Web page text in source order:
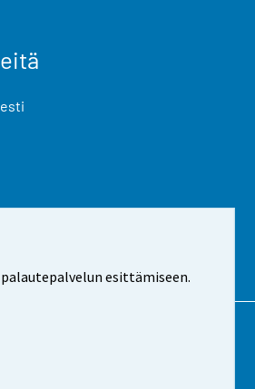
esittämiseen.